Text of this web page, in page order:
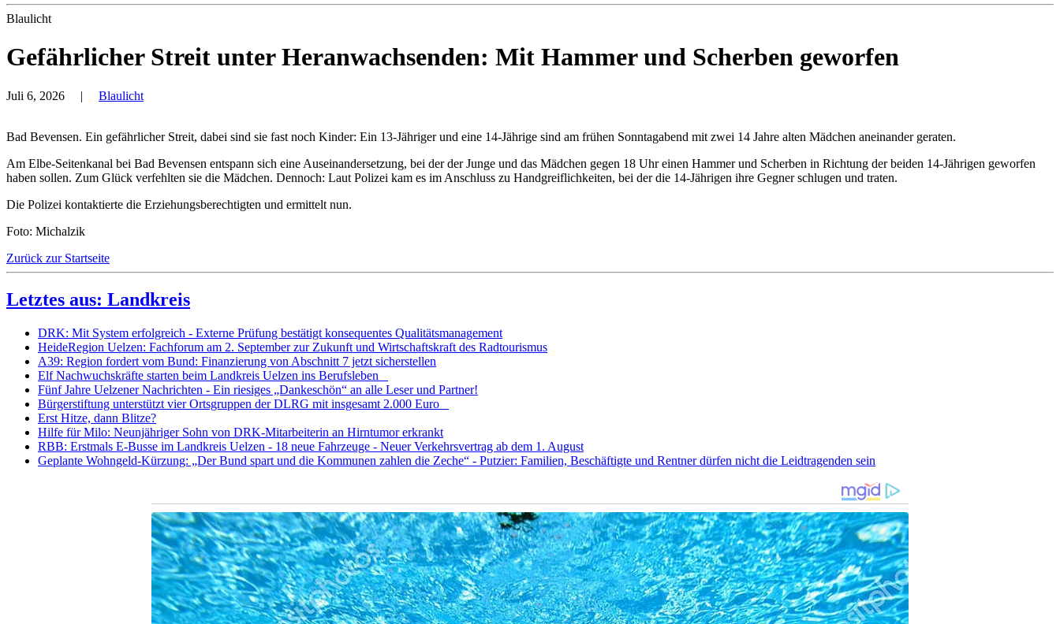
Blaulicht
Gefährlicher Streit unter Heranwachsenden: Mit Hammer und Scherben geworfen
Juli 6, 2026 | Blaulicht
Bad Bevensen. Ein gefährlicher Streit, dabei sind sie fast noch Kinder: Ein 13-Jähriger und eine 14-Jährige sind am frühen Sonntagabend mit zwei 14 Jahre alten Mädchen aneinander geraten.
Am Elbe-Seitenkanal bei Bad Bevensen entspann sich eine Auseinandersetzung, bei der der Junge und das Mädchen gegen 18 Uhr einen Hammer und Scherben in Richtung der beiden 14-Jährigen geworfen
haben sollen. Zum Glück verfehlten sie die Mädchen. Dennoch: Laut Polizei kam es im Anschluss zu Handgreiflichkeiten, bei der die 14-Jährigen ihre Gegner schlugen und traten.
Die Polizei kontaktierte die Erziehungsberechtigten und ermittelt nun.
Foto: Michalzik
Zurück zur Startseite
Letztes aus: Landkreis
DRK: Mit System erfolgreich - Externe Prüfung bestätigt konsequentes Qualitätsmanagement
HeideRegion Uelzen: Fachforum am 2. September zur Zukunft und Wirtschaftskraft des Radtourismus
A39: Region fordert vom Bund: Finanzierung von Abschnitt 7 jetzt sicherstellen
Elf Nachwuchskräfte starten beim Landkreis Uelzen ins Berufsleben
Fünf Jahre Uelzener Nachrichten - Ein riesiges „Dankeschön“ an alle Leser und Partner!
Bürgerstiftung unterstützt vier Ortsgruppen der DLRG mit insgesamt 2.000 Euro
Erst Hitze, dann Blitze?
Hilfe für Milo: Neunjähriger Sohn von DRK-Mitarbeiterin an Hirntumor erkrankt
RBB: Erstmals E-Busse im Landkreis Uelzen - 18 neue Fahrzeuge - Neuer Verkehrsvertrag ab dem 1. August
Geplante Wohngeld-Kürzung: „Der Bund spart und die Kommunen zahlen die Zeche“ - Putzier: Familien, Beschäftigte und Rentner dürfen nicht die Leidtragenden sein